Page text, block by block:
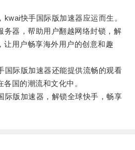
快手国际版加速器应运而生。
器，帮助用户翻越网络封锁，解
让用户畅享海外用户的创意和趣
际版加速器还能提供流畅的观看
国的潮流和文化中。
版加速器，解锁全球快手，畅享